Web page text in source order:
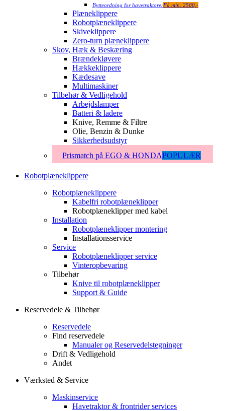
Bytteordning for havetraktorerFå min. 2500,-
Plæneklippere
Robotplæneklippere
Skiveklippere
Zero-turn plæneklippere
Skov, Hæk & Beskæring
Brændekløvere
Hækkeklippere
Kædesave
Multimaskiner
Tilbehør & Vedligehold
Arbejdslamper
Batteri & ladere
Knive, Remme & Filtre
Olie, Benzin & Dunke
Sikkerhedsudstyr
Prismatch på EGO & HONDAPOPULÆR
Robotplæneklippere
Robotplæneklippere
Kabelfri robotplæneklipper
Robotplæneklipper med kabel
Installation
Robotplæneklipper montering
Installationsservice
Service
Robotplæneklipper service
Vinteropbevaring
Tilbehør
Knive til robotplæneklipper
Support & Guide
Reservedele & Tilbehør
Reservedele
Find reservedele
Manualer og Reservedelstegninger
Drift & Vedligehold
Andet
Værksted & Service
Maskinservice
Havetraktor & frontrider services